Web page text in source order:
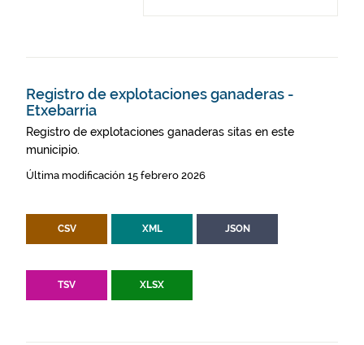
Registro de explotaciones ganaderas -
Etxebarria
Registro de explotaciones ganaderas sitas en este
municipio.
Última modificación 15 febrero 2026
CSV XML JSON
TSV XLSX